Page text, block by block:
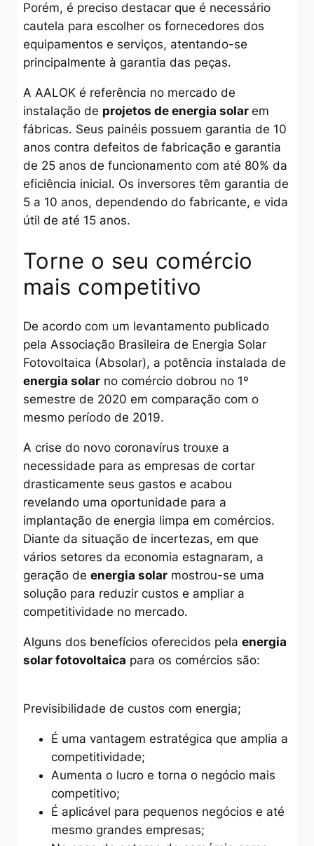
Porém, é preciso destacar que é necessário
cautela para escolher os fornecedores dos
equipamentos e serviços, atentando-se
principalmente à garantia das peças.
A AALOK é referência no mercado de
instalação de projetos de energia solar em
fábricas. Seus painéis possuem garantia de 10
anos contra defeitos de fabricação e garantia
de 25 anos de funcionamento com até 80% da
eficiência inicial. Os inversores têm garantia de
5 a 10 anos, dependendo do fabricante, e vida
útil de até 15 anos.
Torne o seu comércio
mais competitivo
De acordo com um levantamento publicado
pela Associação Brasileira de Energia Solar
Fotovoltaica (Absolar), a potência instalada de
energia solarno comércio dobrou no 1º
semestre de 2020 em comparação com o
mesmo período de 2019.
A crise do novo coronavírus trouxe a
necessidade para as empresas de cortar
drasticamente seus gastos e acabou
revelando uma oportunidade para a
implantação de energia limpa em comércios.
Diante da situação de incertezas, em que
vários setores da economia estagnaram, a
geração de energia solarmostrou-se uma
solução para reduzir custos e ampliar a
competitividade no mercado.
Alguns dos benefícios oferecidos pela energia
solar fotovoltaica para os comércios são:
Previsibilidade de custos com energia;
É uma vantagem estratégica que amplia a
competitividade;
Aumenta o lucro e torna o negócio mais
competitivo;
É aplicável para pequenos negócios e até
mesmo grandes empresas;